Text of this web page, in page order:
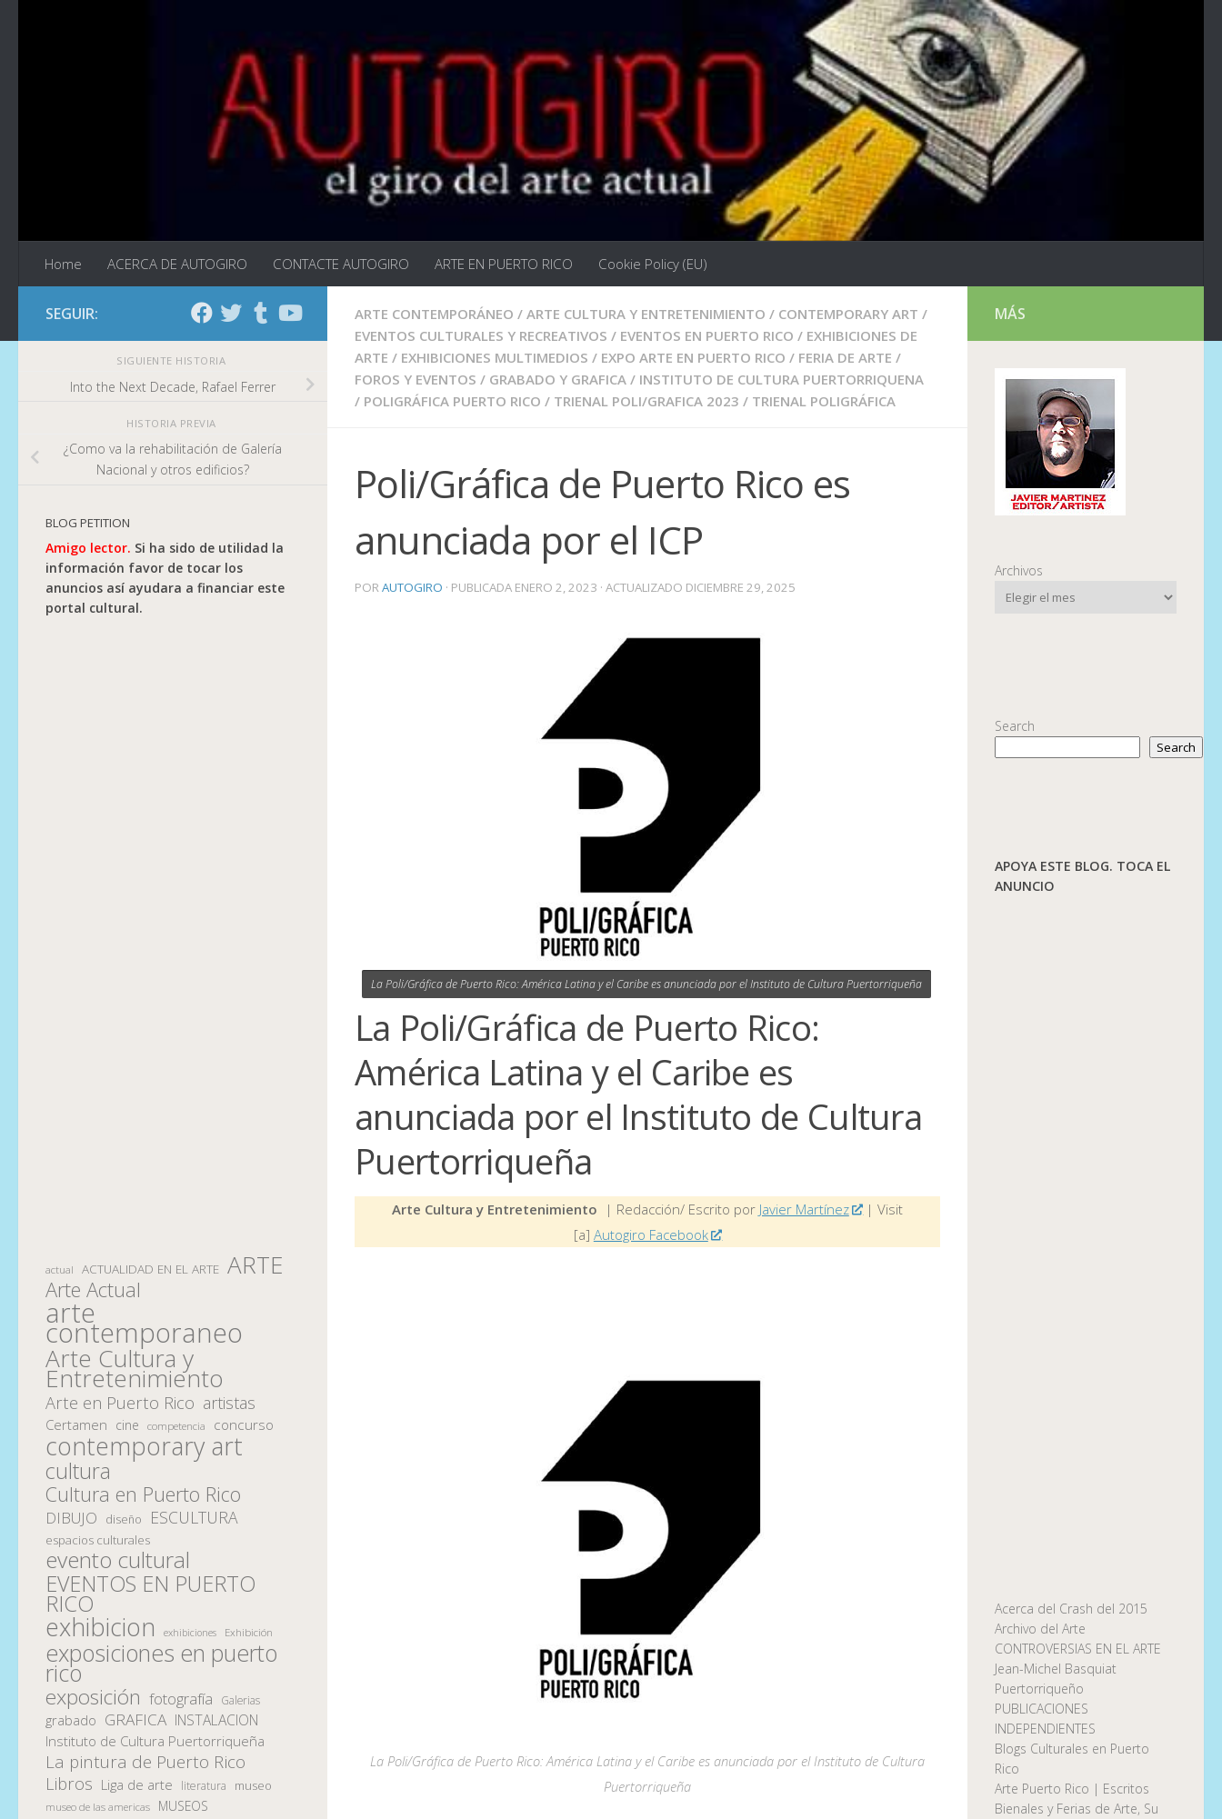
Home ACERCA DE AUTOGIRO CONTACTE AUTOGIRO ARTE EN PUERTO RICO Cookie Policy (EU)
ARTE CONTEMPORÁNEO / ARTE CULTURA Y ENTRETENIMIENTO / CONTEMPORARY ART /
EVENTOS CULTURALES Y RECREATIVOS / EVENTOS EN PUERTO RICO / EXHIBICIONES DE
ARTE / EXHIBICIONES MULTIMEDIOS / EXPO ARTE EN PUERTO RICO / FERIA DE ARTE /
FOROS Y EVENTOS / GRABADO Y GRAFICA / INSTITUTO DE CULTURA PUERTORRIQUENA
/ POLIGRÁFICA PUERTO RICO / TRIENAL POLI/GRAFICA 2023 / TRIENAL POLIGRÁFICA
Poli/Gráfica de Puerto Rico es
anunciada por el ICP
PORAUTOGIRO · PUBLICADA ENERO 2, 2023 · ACTUALIZADO DICIEMBRE 29, 2025
La Poli/Gráfica de Puerto Rico: América Latina y el Caribe es anunciada por el Instituto de Cultura Puertorriqueña
La Poli/Gráfica de Puerto Rico:
América Latina y el Caribe es
anunciada por el Instituto de Cultura
Puertorriqueña
Arte Cultura y Entretenimiento | Redacción/ Escrito por Javier Martínez
| Visit
[a] Autogiro Facebook
La Poli/Gráfica de Puerto Rico: América Latina y el Caribe es anunciada por el Instituto de Cultura
Puertorriqueña
SEGUIR:
SIGUIENTE HISTORIA
Into the Next Decade, Rafael Ferrer
HISTORIA PREVIA
¿Como va la rehabilitación de Galería
Nacional y otros edificios?
BLOG PETITION
Amigo lector. Si ha sido de utilidad la
información favor de tocar los
anuncios así ayudara a financiar este
portal cultural.
actual ACTUALIDAD EN EL ARTE ARTE
Arte Actual
arte
contemporaneo
Arte Cultura y
Entretenimiento
Arte en Puerto Rico artistas
Certamen cine competencia concurso
contemporary art
cultura
Cultura en Puerto Rico
DIBUJO diseño ESCULTURA
espacios culturales
evento cultural
EVENTOS EN PUERTO
RICO
exhibicion exhibiciones Exhibición
exposiciones en puerto
rico
exposición fotografía Galerias
grabado GRAFICA INSTALACION
Instituto de Cultura Puertorriqueña
La pintura de Puerto Rico
Libros Liga de arte literatura museo
museo de las americas MUSEOS
MÁS
Archivos
Search
Search
APOYA ESTE BLOG. TOCA EL
ANUNCIO
Acerca del Crash del 2015
Archivo del Arte
CONTROVERSIAS EN EL ARTE
Jean-Michel Basquiat
Puertorriqueño
PUBLICACIONES
INDEPENDIENTES
Blogs Culturales en Puerto
Rico
Arte Puerto Rico | Escritos
Bienales y Ferias de Arte, Su